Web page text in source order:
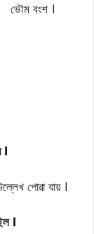
ভৌম বংশ ।
পোৱা যায় ।
।